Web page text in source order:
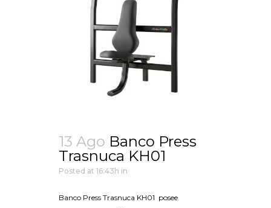
13 Ago Banco Press
Trasnuca KH01
Posted at 16:43h in
Banco Press Trasnuca KH01 posee